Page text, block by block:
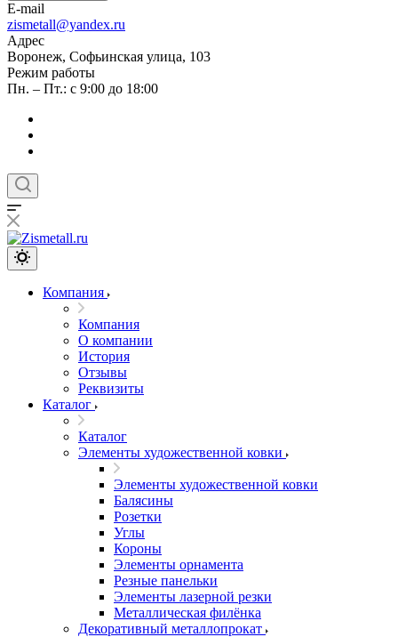
E-mail
zismetall@yandex.ru
Адрес
Воронеж, Софьинская улица, 103
Режим работы
Пн. – Пт.: с 9:00 до 18:00
Компания
Компания
О компании
История
Отзывы
Реквизиты
Каталог
Каталог
Элементы художественной ковки
Элементы художественной ковки
Балясины
Розетки
Углы
Короны
Элементы орнамента
Резные панельки
Элементы лазерной резки
Металлическая филёнка
Декоративный металлопрокат